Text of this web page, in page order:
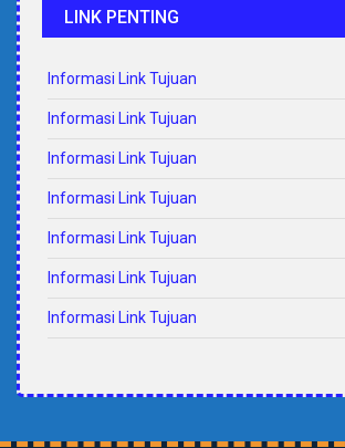
LINK PENTING
Informasi Link Tujuan
Informasi Link Tujuan
Informasi Link Tujuan
Informasi Link Tujuan
Informasi Link Tujuan
Informasi Link Tujuan
Informasi Link Tujuan